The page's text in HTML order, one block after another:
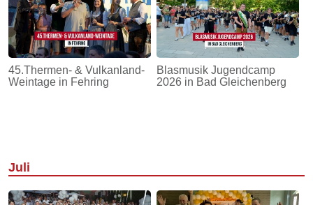
45.Thermen- & Vulkanland-
Weintage in Fehring
Blasmusik Jugendcamp
2026 in Bad Gleichenberg
Juli